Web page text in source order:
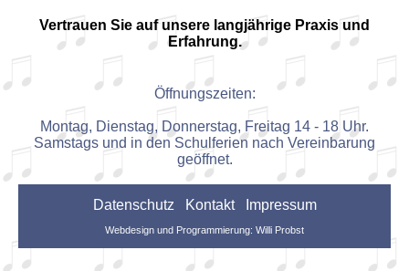
Vertrauen Sie auf unsere langjährige Praxis und
Erfahrung.
Öffnungszeiten:
Montag, Dienstag, Donnerstag, Freitag 14 - 18 Uhr.
Samstags und in den Schulferien nach Vereinbarung
geöffnet.
Datenschutz Kontakt Impressum
Webdesign und Programmierung: Willi Probst